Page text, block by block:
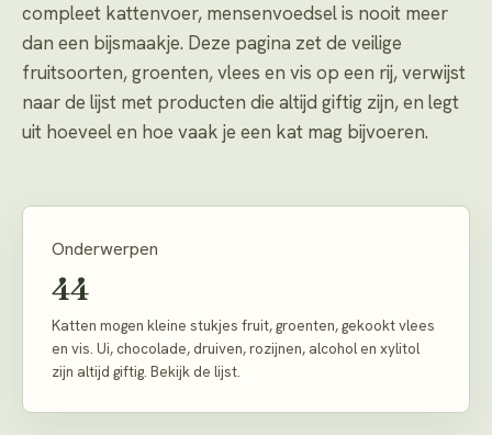
compleet kattenvoer, mensenvoedsel is nooit meer
dan een bijsmaakje. Deze pagina zet de veilige
fruitsoorten, groenten, vlees en vis op een rij, verwijst
naar de lijst met producten die altijd giftig zijn, en legt
uit hoeveel en hoe vaak je een kat mag bijvoeren.
Onderwerpen
44
Katten mogen kleine stukjes fruit, groenten, gekookt vlees
en vis. Ui, chocolade, druiven, rozijnen, alcohol en xylitol
zijn altijd giftig. Bekijk de lijst.